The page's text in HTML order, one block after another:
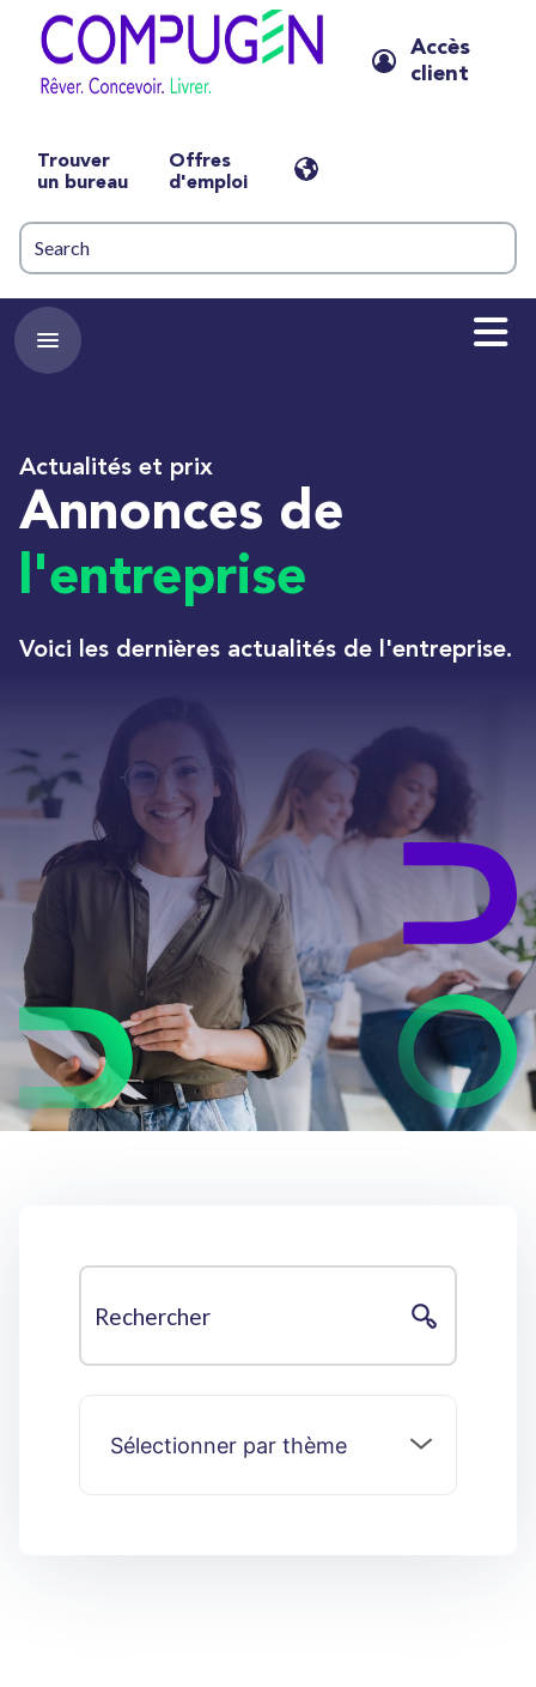
Accès
client
Trouver
un bureau
Offres
d'emploi
Actualités et prix
Annonces de
l'entreprise
Voici les dernières actualités de l'entreprise.